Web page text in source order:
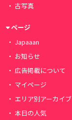
古写真
ページ
Japaaan
お知らせ
広告掲載について
マイページ
エリア別アーカイブ
本日の人気